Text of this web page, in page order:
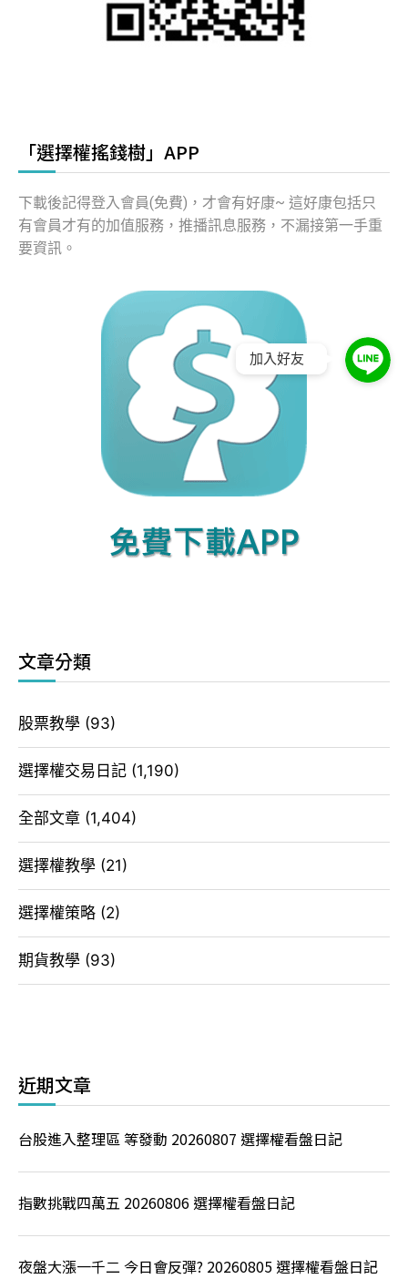
「選擇權搖錢樹」APP
下載後記得登入會員(免費)，才會有好康~ 這好康包括只
有會員才有的加值服務，推播訊息服務，不漏接第一手重
要資訊。
文章分類
股票教學 (93)
選擇權交易日記 (1,190)
全部文章 (1,404)
選擇權教學 (21)
選擇權策略 (2)
期貨教學 (93)
近期文章
台股進入整理區 等發動 20260807 選擇權看盤日記
指數挑戰四萬五 20260806 選擇權看盤日記
夜盤大漲一千二 今日會反彈? 20260805 選擇權看盤日記
加入好友